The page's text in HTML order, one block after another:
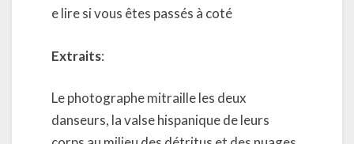
e lire si vous êtes passés à coté
Extraits:
Le photographe mitraille les deux
danseurs, la valse hispanique de leurs